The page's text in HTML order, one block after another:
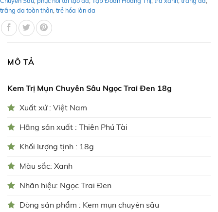
trắng da toàn thân trẻ hóa làn da
MÔ TẢ
Kem Trị Mụn Chuyên Sâu Ngọc Trai Đen 18g
Xuất xứ : Việt Nam
Hãng sản xuất : Thiên Phú Tài
Khối lượng tịnh : 18g
Màu sắc: Xanh
Nhãn hiệu: Ngọc Trai Đen
Dòng sản phẩm : Kem mụn chuyên sâu